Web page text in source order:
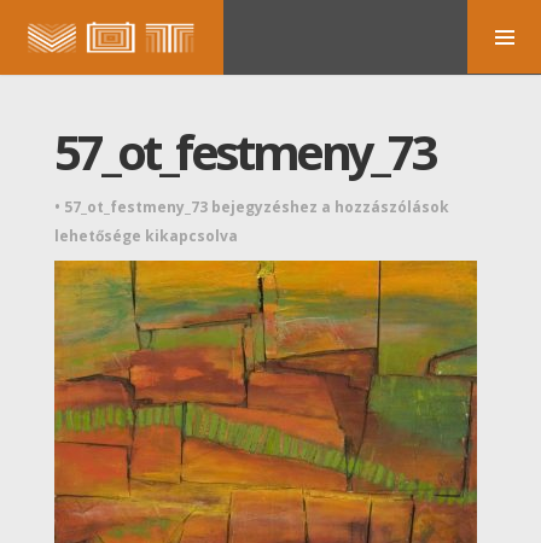
57_ot_festmeny_73
• 57_ot_festmeny_73 bejegyzéshez a hozzászólások
lehetősége kikapcsolva